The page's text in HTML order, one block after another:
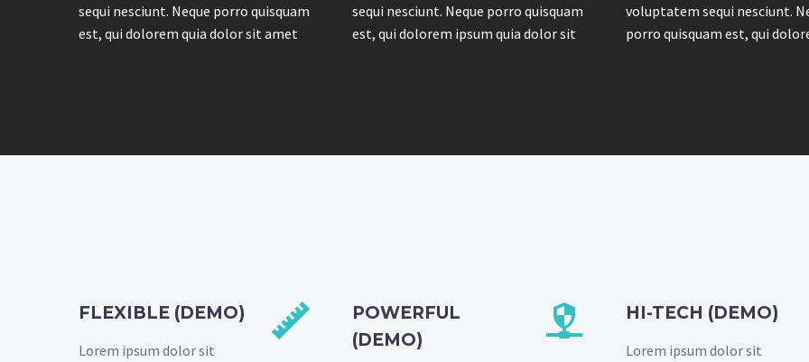
sequi nesciunt. Neque porro quisquam
est, qui dolorem quia dolor sit amet
sequi nesciunt. Neque porro quisquam
est, qui dolorem ipsum quia dolor sit
voluptatem sequi nesciunt.
porro quisquam est, qui
FLEXIBLE (DEMO)
Lorem ipsum dolor sit


POWERFUL
(DEMO)

 HI-TECH (DEMO)
Lorem ipsum dolor sit